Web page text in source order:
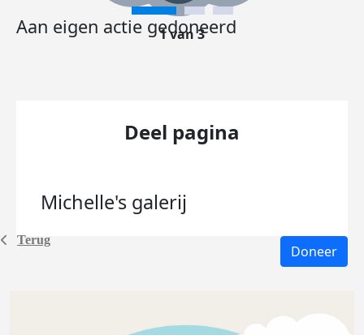
Terug
Aan eigen actie gedoneerd
1 van 3
Deel pagina
Michelle's galerij
Doneer